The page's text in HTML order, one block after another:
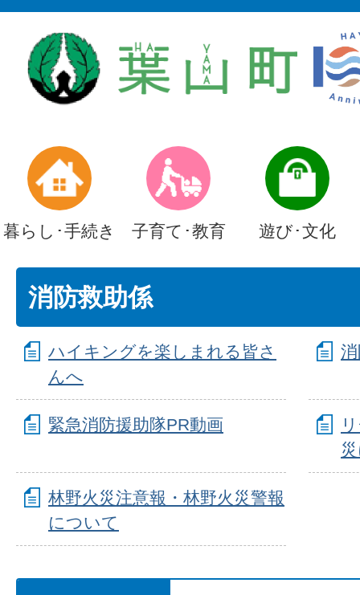
暮らし･手続き 子育て･教育 遊び･文化
消防救助係
ハイキングを楽しまれる皆さ
んへ
緊急消防援助隊PR動画
林野火災注意報・林野火災警報
について